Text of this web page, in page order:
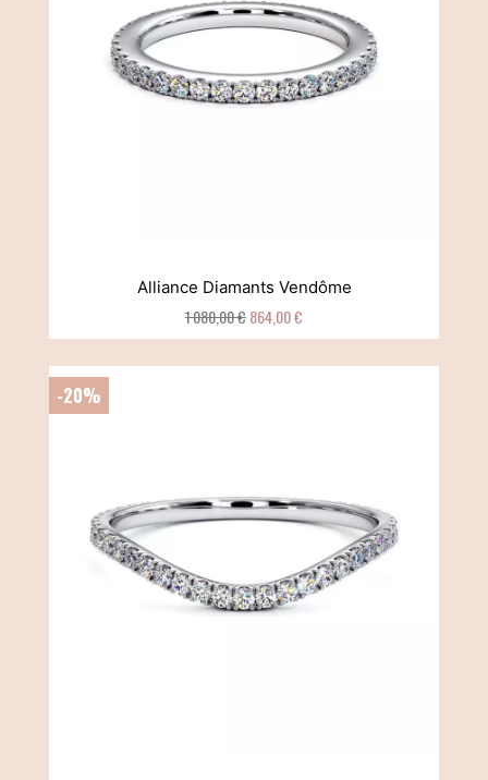
Alliance Diamants Vendôme
1 080,00 €864,00 €
-20%